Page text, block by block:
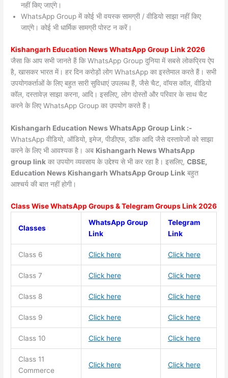
नहीं किए जाएंगे।
WhatsApp Group में कोई भी वयस्क सामग्री / वीडियो साझा नहीं किए
जाएंगे। कोई भी धार्मिक सामग्री पोस्ट न करें।
KishangarhEducation News WhatsApp Group Link 2026
जैसा कि आप सभी जानते हैं कि WhatsApp Group दुनिया में सबसे लोकप्रिय ऐप
है, खासकर भारत में। हर दिन करोड़ों लोग WhatsApp का इस्तेमाल करते हैं। सभी
उपयोगकर्ताओं के लिए बहुत सारी सुविधाएं उपलब्ध हैं, जैसे चैट, वॉयस कॉल, वीडियो
कॉल, दस्तावेज़ साझा करना, आदि। इसलिए, लोग दोस्तों और परिवार के साथ चैट
करने के लिए WhatsApp Group का उपयोग करते हैं।
Kishangarh Education News WhatsApp Group Link :-
WhatsApp वीडियो, ऑडियो, इमेज, पीडीएफ, डॉक आदि जैसे दस्तावेजों को साझा
करने के लिए भी आवश्यक है। अब Kishangarh NewsWhatsApp
group link का उपयोग व्यवसाय के उद्देश्य से भी कर रहा है। इसलिए,CBSE,
Education News Kishangarh WhatsApp Group Link बहुत
आश्चर्य की बात नहीं होगी।
Class Wise WhatsApp Groups & Telegram Groups Link 2026
Classes
WhatsApp Group
Link
Telegram
Link
Class 6 Click here Click here
Class 7 Click here Click here
Class 8 Click here Click here
Class 9 Click here Click here
Class 10 Click here Click here
Class 11
Commerce
Click here Click here